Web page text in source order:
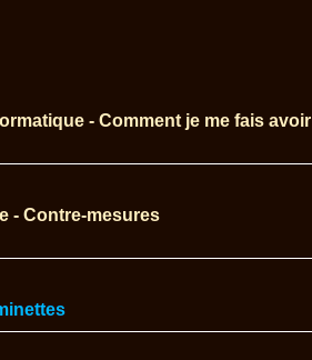
- Comment je me fais avoir
- Contre-mesures